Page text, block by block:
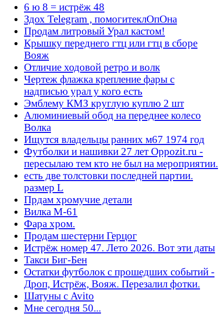
6 ю 8 = истрёж 48
Здох Telegram , помогитеклОпОна
Продам литровый Урал кастом!
Крышку переднего гтц или гтц в сборе
Вояж
Отличие ходовой ретро и волк
Чертеж флажка крепление фары с
надписью урал у кого есть
Эмблему КМЗ круглую куплю 2 шт
Алюминиевый обод на переднее колесо
Волка
Ищутся владельцы ранних м67 1974 год
Футболки и нашивки 27 лет Oppozit.ru -
пересылаю тем кто не был на мероприятии.
есть две толстовки последней партии.
размер L
Прдам хромучие детали
Вилка М-61
Фара хром.
Продам шестерни Герцог
Истрёж номер 47. Лето 2026. Вот эти даты
Такси Биг-Бен
Остатки футболок с прошедших событий -
Дроп, Истрёж, Вояж. Перезалил фотки.
Шатуны с Avito
Мне сегодня 50...